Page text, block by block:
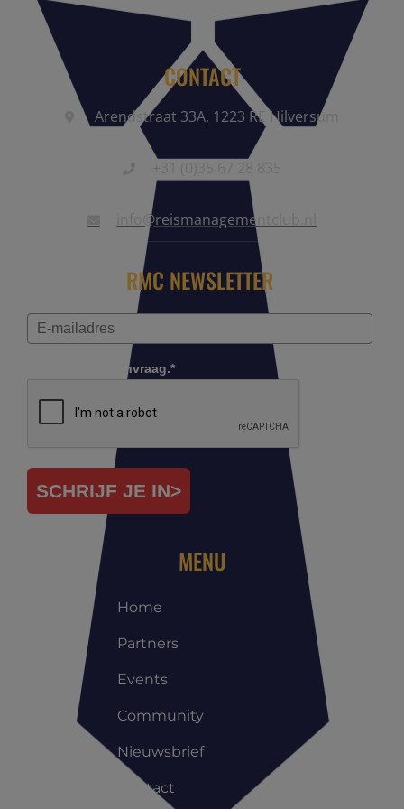
CONTACT
Arendstraat 33A, 1223 RE Hilversum
info@reismanagementclub.nl
RMC NEWSLETTER
Controleer je aanvraag.*
SCHRIJF JE IN>
MENU
Home
Partners
Events
Community
Nieuwsbrief
Contact